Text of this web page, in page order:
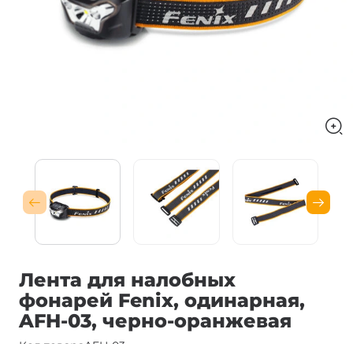
Лента для налобных
фонарей Fenix, одинарная,
AFH-03, черно-оранжевая